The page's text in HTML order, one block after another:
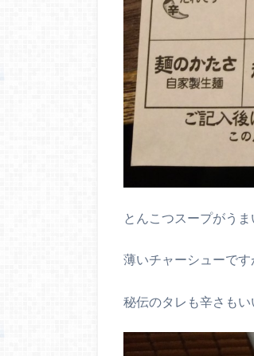
とんこつスープがうま
薄いチャーシューです
秘伝のタレも辛さもい